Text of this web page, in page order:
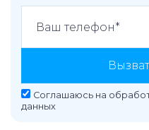
Соглашаюсь на
данных